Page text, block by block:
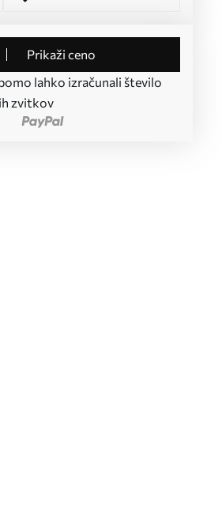
Prikaži ceno
lahko izračunali število
zvitkov